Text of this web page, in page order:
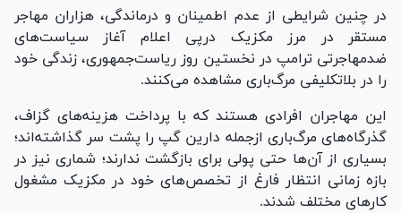
در چنین شرایطی از عدم اطمینان و درماندگی، هزاران مهاجر
مستقر در مرز مکزیک درپی اعلام آغاز سیاست‌های
ضدمهاجرتی ترامپ در نخستین روز ریاست‌جمهوری، زندگی خود
را در بلاتکلیفی مرگ‌باری مشاهده می‌کنند.
این مهاجران افرادی هستند که با پرداخت هزینه‌های گزاف،
گذرگاه‌های مرگ‌باری ازجمله دارین گپ را پشت سر گذاشته‌اند؛
بسیاری از آن‌ها حتی پولی برای بازگشت ندارند؛ شماری نیز در
بازه زمانی انتظار فارغ از تخصص‌های خود در مکزیک مشغول
کار‌های مختلف شدند.